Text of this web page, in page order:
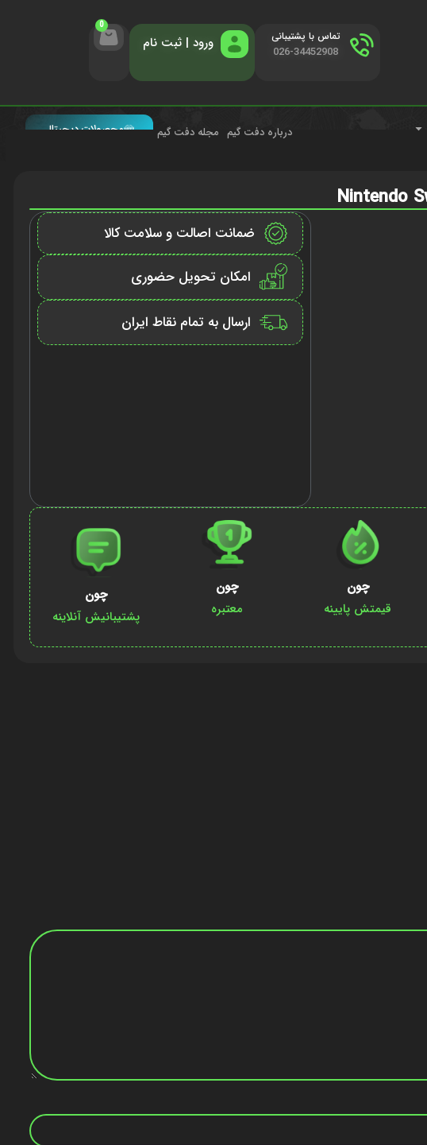
تماس با پشتیبانی
026-34452908 ورود | ثبت نام
0
محصولات دیجیتال درباره دفت گیم مجله دفت گیم
ضمانت اصالت و سلامت کالا
امکان تحویل حضوری
ارسال به تمام نقاط ایران
چون
قیمتش پایینه
چون
معتبره
چون
پشتیبانیش آنلاینه